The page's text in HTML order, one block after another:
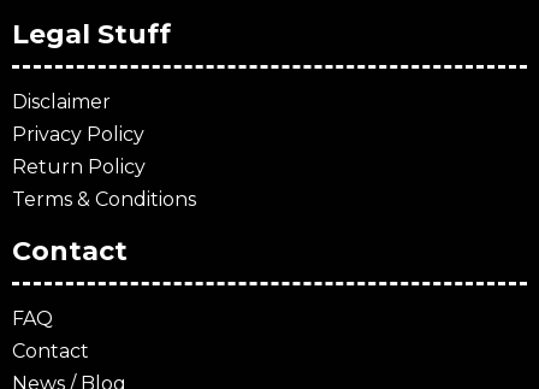
Legal Stuff
Disclaimer
Privacy Policy
Return Policy
Terms & Conditions
Contact
FAQ
Contact
News / Blog